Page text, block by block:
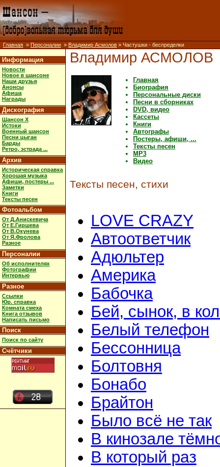
Главная » Персоналии » Владимир Асмолов » Частушки - беспределки
Информация
Новости
Новое в шансоне
Наши друзья
Анонсы
Афиша
Награды
Дискография
Шансон X
Истоки
Военный шансон
Песни цыган
Барды
Ретро, эстрада ...
Архив
Историческая справка
Хорошая музыка
Афиши, постеры ...
Заметки
Книги
Тексты песен
Фотоальбом
От Д.Анискевича
От Е.Гиршева
От В.Окунева
От Я.Фролова
Разное
Персоналии
Об исполнителях
Фотографии
Интервью
Разное
Ссылки
Юр. справка
Комната смеха
Книга отзывов
Написать письмо
Поиск
Поиск по сайту
Счётчики
Владимир АСМОЛОВ
Главная
Биография
Персональные диски
Песни в сборниках
DVD, видео
Кассеты
Книги
Автографы
Постеры, афиши, ...
Тексты песен
MP3
Видео
Тексты песен, стихи
LOVE CRAZY
Автоответчик
Адюльтер
Америка
Бабочка
Бей, сынок, в
Белый телефон
Бессонница
Болтовня
Бонабо
Брайтон
Было всё не так
В кинозале
В который раз